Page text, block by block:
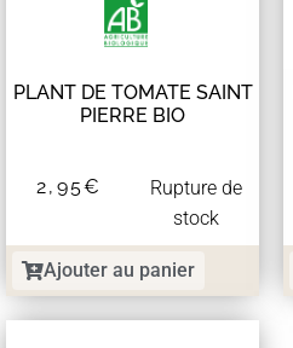
PLANT DE TOMATE SAINT
PIERRE BIO
2,95€
Rupture de
stock
Ajouter au panier